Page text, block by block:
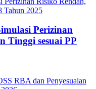
Perizinan
Tinggi sesuai PP